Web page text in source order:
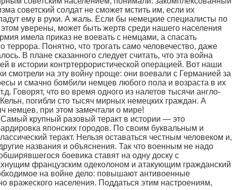
советский солдат не сможет мстить им, если их
ему в руки. А жаль. Если бы немецкие специалисты по
уверены, может быть жертв среди нашего населения
имела приказ не воевать с немцами, а спасать
террора. Понятно, что трогать само человечество, даже
В плане сказанного следует считать, что эта война
в истории контртеррористической операцией. Вот наши
смотрели на эту войну проще: они воевали с Германией за
и смачно бомбили немцев любого пола и возраста в их
Говорят, что во время одного из налетов тысячи англо-
погибли сто тысяч мирных немецких граждан. А
немцев, при этом замечтали о мире!
крупный разовый теракт в истории — это
японских городов. По своим буквальным и
теракт. Нельзя оставаться честным человеком и,
названия и объяснения. Так что военным не надо
боевика ставят на одну доску с
французским одеколоном и атакующим гражданский
на войне дело: повышают антивоенные
вражеского населения. Поддаться этим настроениям,